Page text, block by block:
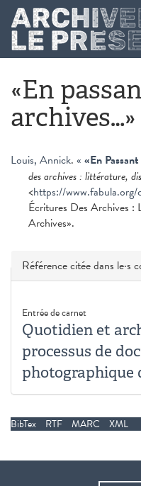
Aller au contenu principal
«En
archives…»
Louis, Annick. « «En
des archives : littérature,
<https://
Écritures Des Archives
Archives».
Masquer
Référence citée dans le·s
Entrée de carnet
Quotidien et
processus de
photographique
BibTex RTF MARC XML